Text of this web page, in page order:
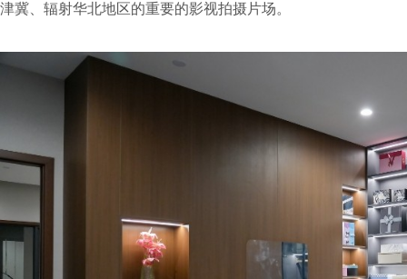
津冀、辐射华北地区的重要的影视拍摄片场。